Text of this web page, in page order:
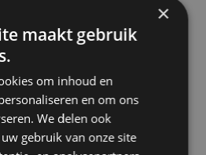
BMW iX3 vs Volvo EX60 – Welke
hebben?
een Chevrolet Corvette Z06
×
maakt gebruik
om inhoud en
en om ons
We delen ook
gebruik van onze site